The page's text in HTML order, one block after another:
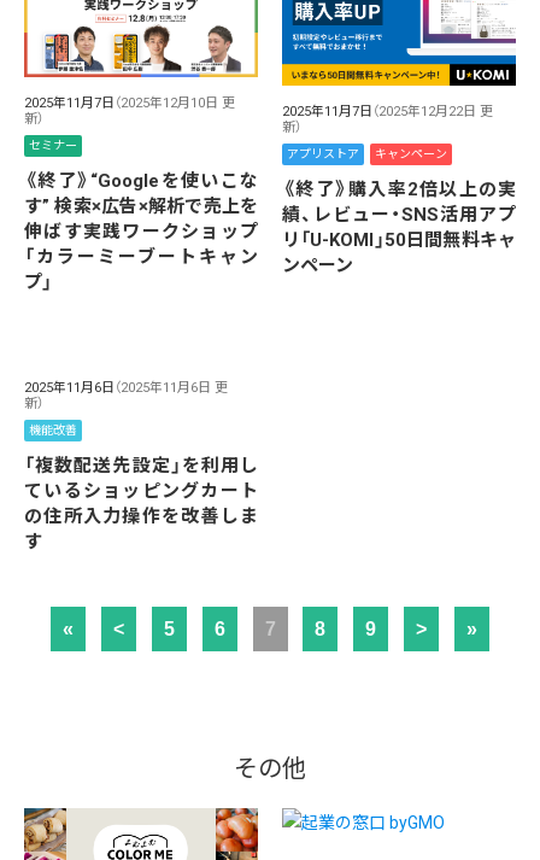
2025年11月7日 （2025年12月10日 更
新）
セミナー
《終了》“Googleを使いこな
す” 検索×広告×解析で売上を
伸ばす実践ワークショップ
「カラーミーブートキャン
プ」
2025年11月7日 （2025年12月22日 更
新）
アプリストア キャンペーン
《終了》購入率2倍以上の実
績、レビュー・SNS活用アプ
リ「U-KOMI」50日間無料キャ
ンペーン
2025年11月6日 （2025年11月6日 更
新）
機能改善
「複数配送先設定」を利用し
ているショッピングカート
の住所入力操作を改善しま
す
« < 5 6 7 8 9 > »
その他